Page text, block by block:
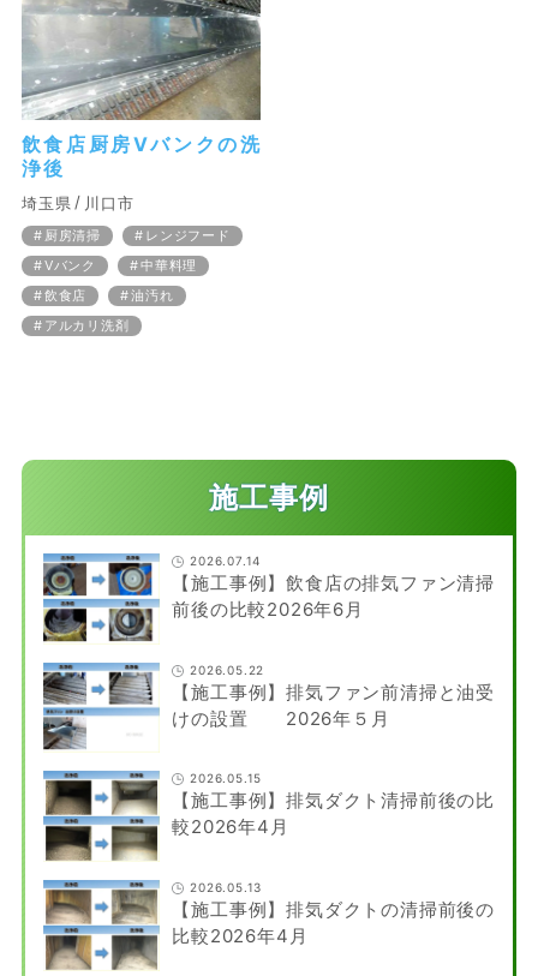
飲食店厨房Vバンクの洗
浄後
埼玉県 川口市
厨房清掃
レンジフード
Vバンク
中華料理
飲食店
油汚れ
アルカリ洗剤
施工事例
2026.07.14
【施工事例】飲食店の排気ファン清掃
前後の比較2026年6月
2026.05.22
【施工事例】排気ファン前清掃と油受
けの設置 2026年５月
2026.05.15
【施工事例】排気ダクト清掃前後の比
較2026年4月
2026.05.13
【施工事例】排気ダクトの清掃前後の
比較2026年4月